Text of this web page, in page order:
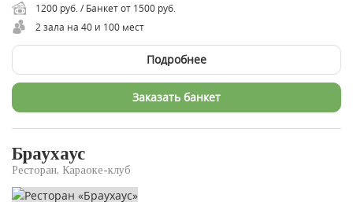
1200 руб. / Банкет от 1500 руб.
2 зала на 40 и 100 мест
Подробнее
Заказать банкет
Браухаус
Ресторан, Караоке-клуб